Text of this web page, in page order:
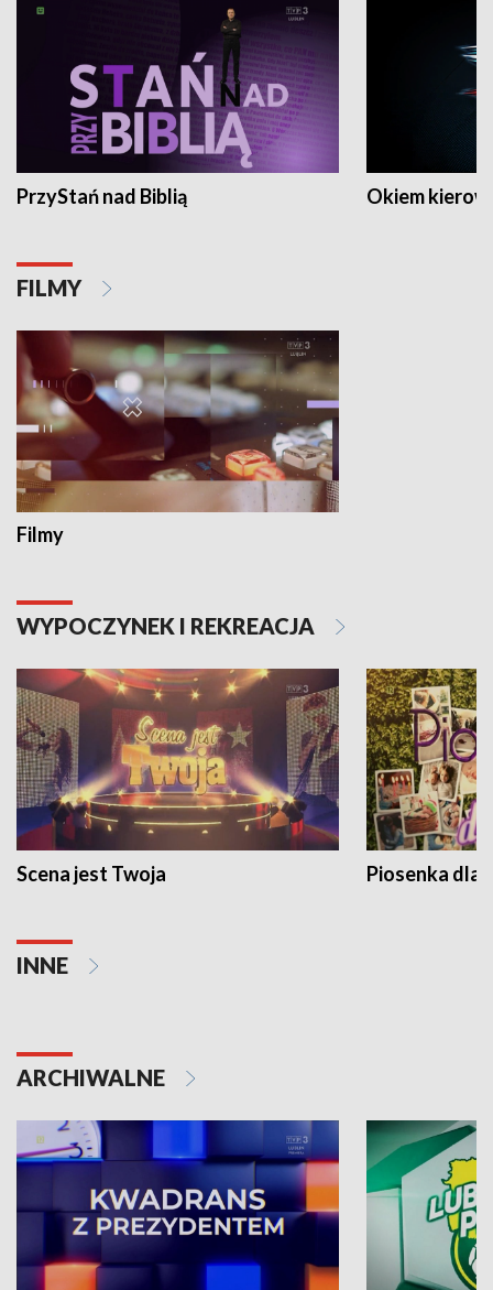
PrzyStań nad Biblią Okiem
FILMY
Filmy
WYPOCZYNEK I REKREACJA
Scena jest Twoja Piosenka dla
INNE
ARCHIWALNE